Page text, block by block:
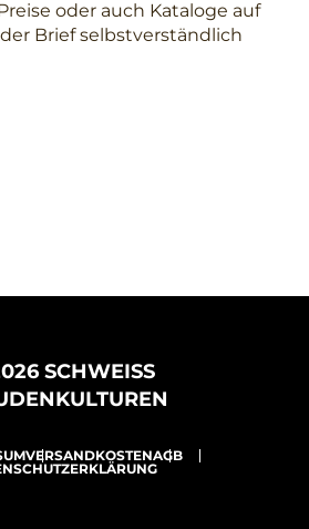
oder auch Kataloge auf
Brief selbstverständlich
SCHWEISS
VERSANDKOSTENAGB